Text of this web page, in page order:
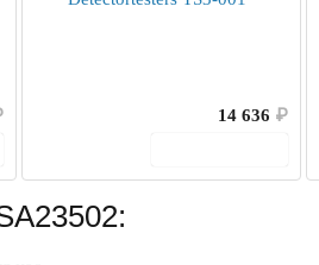
14 636 ₽